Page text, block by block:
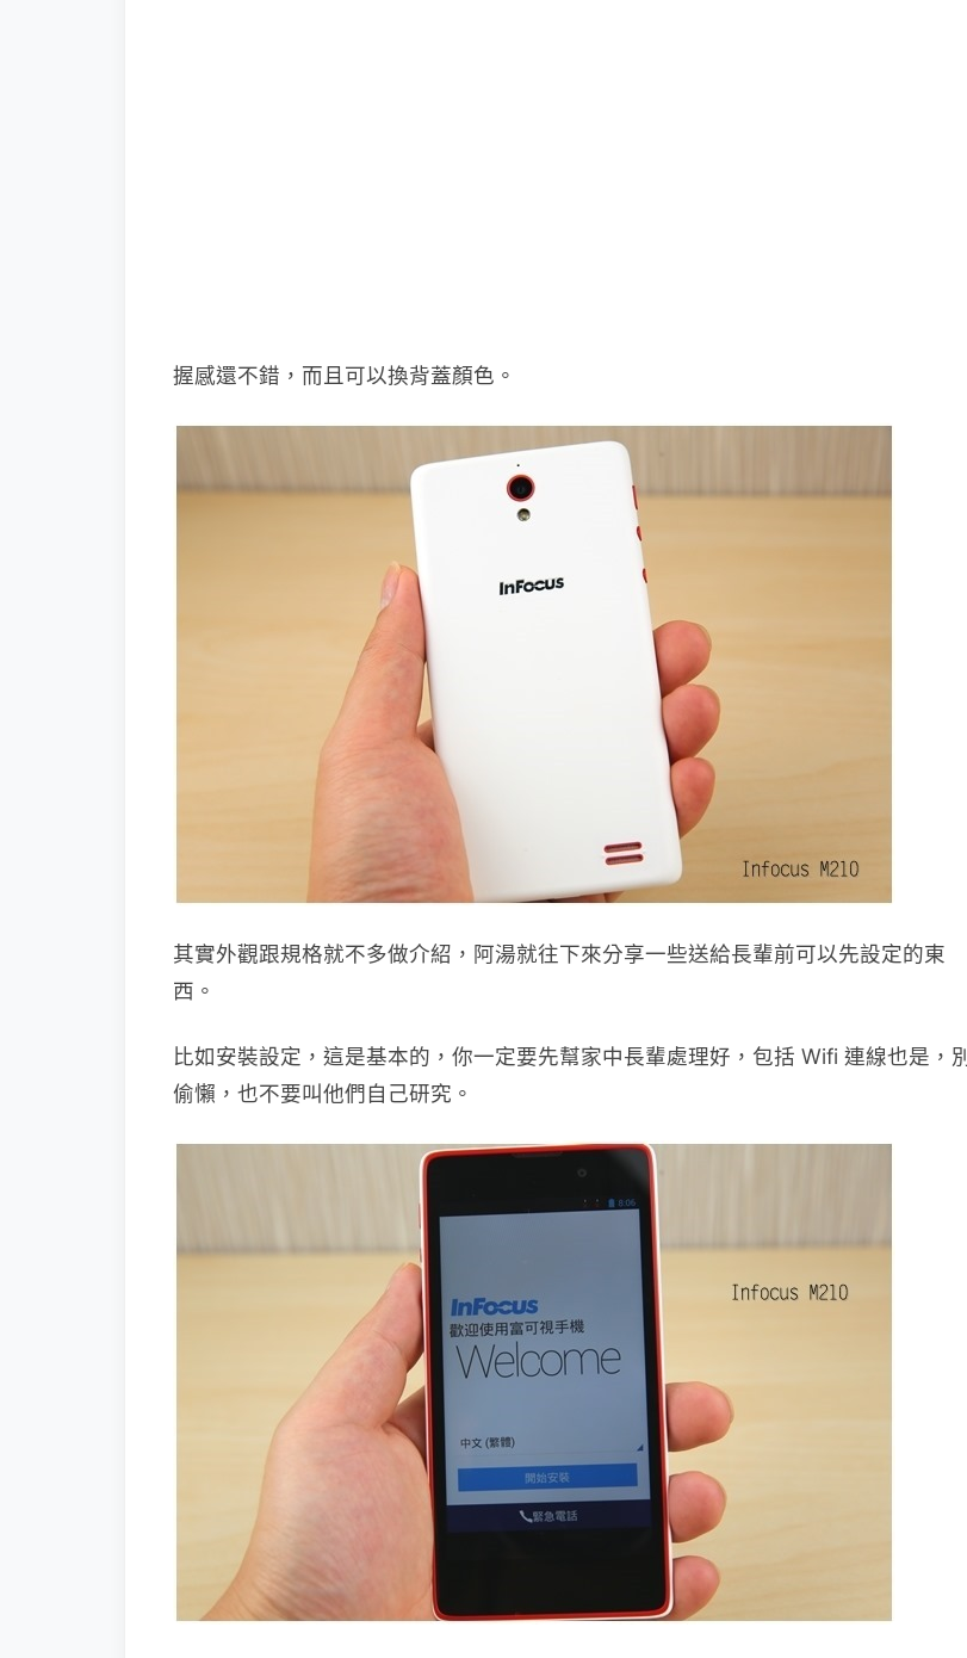
握感還不錯，而且可以換背蓋顏色。
其實外觀跟規格就不多做介紹，阿湯就往下來分享一些送給長輩前可以先設定的東
西。
比如安裝設定，這是基本的，你一定要先幫家中長輩處理好，包括 Wifi 連線也是，別
偷懶，也不要叫他們自己研究。